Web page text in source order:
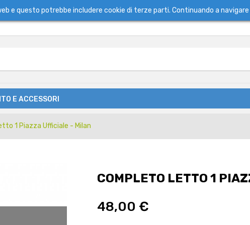
E ACCESSORI
1 Piazza Ufficiale - Milan
COMPLETO LETTO 1
48,00 €
e questo potrebbe includere cookie di terze parti. Continuando a